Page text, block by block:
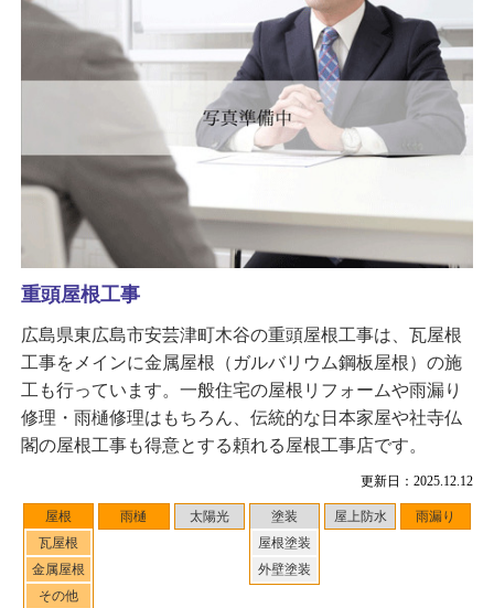
更新日：2025.12.12
屋根
瓦屋根
金属屋根
その他
雨樋 太陽光
塗装
屋根塗装
外壁塗装
屋上防水 雨漏り
重頭屋根工事
広島県東広島市安芸津町木谷の重頭屋根工事は、瓦屋根
工事をメインに金属屋根（ガルバリウム鋼板屋根）の施
工も行っています。一般住宅の屋根リフォームや雨漏り
修理・雨樋修理はもちろん、伝統的な日本家屋や社寺仏
閣の屋根工事も得意とする頼れる屋根工事店です。